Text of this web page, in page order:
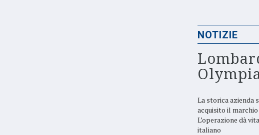
NOTIZIE
La storica azienda
acquisito il marchio
L’operazione dà
italiano